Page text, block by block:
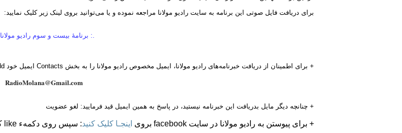
برای دریافت فایل‌ صوتی این برنامه به سایت رادیو مولانا مراجعه نموده و یا می‌توانید بروی لینک زیر کلیک نمایید:
.: برنامهٔ بیست و سوم رادیو مولانا
+ برای اطمینان از دریافت خبرنامه‌های رادیو مولانا، ایمیل مخصوص رادیو مولانا را به بخش Contacts ایمیل خود Add نمایید:
RadioMolana@Gmail.com
+ چنانچه دیگر مایل بدریافت این خبرنامه نیستید، در پاسخ به همین ایمیل قید فرمایید: لغو عضویت
+ برای پیوستن به رادیو مولانا در سایت facebook بروی اینجـا کلیک کنید: سپس روی دکمهء like کلیک کنید.